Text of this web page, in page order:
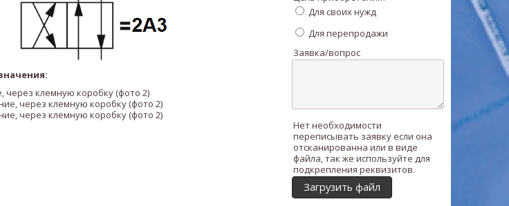
через клемную коробку (фото 2)
через клемную коробку (фото 2)
через клемную коробку (фото 2)
Для своих нужд
Для перепродажи
Заявка/вопрос
Нет необходимости
переписывать заявку если она
отсканированна или в виде
файла, так же используйте для
подкрепления реквизитов.
Загрузить файл